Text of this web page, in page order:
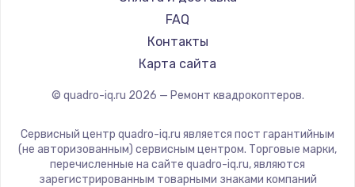
FAQ
Контакты
Карта сайта
© quadro-iq.ru 2026 — Ремонт квадрокоптеров.
Сервисный центр quadro-iq.ru является пост гарантийным
(не авторизованным) сервисным центром. Торговые марки,
перечисленные на сайте quadro-iq.ru, являются
зарегистрированным товарными знаками компаний